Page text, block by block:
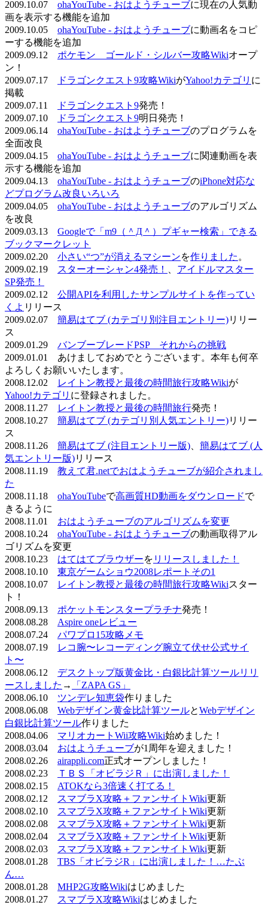
2009.10.07 ohaYouTube - おはようチューブに現在の人気動
画を表示する機能を追加
2009.10.05 ohaYouTube - おはようチューブに動画名をコピ
ーする機能を追加
2009.09.12 ポケモン ゴールド・シルバー攻略Wikiオープ
ン！
2009.07.17
ドラゴンクエスト9攻略WikiがYahoo!カテゴリ に
掲載
2009.07.11
ドラゴンクエスト9発売！
2009.07.10
ドラゴンクエスト9明日発売！
2009.06.14 ohaYouTube - おはようチューブのプログラムを
全面改良
2009.04.15 ohaYouTube - おはようチューブに関連動画を表
示する機能を追加
2009.04.13 ohaYouTube - おはようチューブのiPhone対応な
どプログラム改良いろいろ
2009.04.05 ohaYouTube - おはようチューブのアルゴリズム
を改良
2009.03.13 Googleで「m9（＾Д＾）プギャー検索」できる
ブックマークレット
2009.02.20 小さい“つ”が消えるマシーンを作りました 。
2009.02.19
スターオーシャン4発売！
アイドルマスター
SP発売！
2009.02.12 公開APIを利用したサンプルサイトを作ってい
くよ リリース
2009.02.07 簡易はてブ (カテゴリ別注目エントリー)リリー
ス
2009.01.29 バンブーブレードPSP それからの挑戦
2009.01.01 あけましておめでとうございます。本年も何卒
よろしくお願いいたします。
2008.12.02
レイトン教授と最後の時間旅行攻略Wikiが
Yahoo!カテゴリ に登録されました。
2008.11.27
レイトン教授と最後の時間旅行発売！
2008.10.27 簡易はてブ (カテゴリ別人気エントリー)リリー
ス
2008.11.26 簡易はてブ (注目エントリー版)
簡易はてブ (人
気エントリー版)リリース
2008.11.19 教えて君.netでおはようチューブが紹介されまし
た
2008.11.18 ohaYouTubeで高画質HD動画をダウンロードで
きるように
2008.11.01 おはようチューブのアルゴリズムを変更
2008.10.24 ohaYouTube - おはようチューブの動画取得アル
ゴリズムを変更
2008.10.23 はてはてブラウザーを リリースしました！
2008.10.10 東京ゲームショウ2008レポートその1
2008.10.07
レイトン教授と最後の時間旅行攻略Wikiスター
ト！
2008.09.13 ポケットモンスタープラチナ発売！
2008.08.28 Aspire oneレビュー
2008.07.24 パワプロ15攻略メモ
2008.07.19
レコ腕〜レコーディング腕立て伏せ公式サイ
ト〜
2008.06.12 デスクトップ版黄金比・白銀比計算ツールリリ
ースしました →
「ZAPA GS」
2008.06.10 ツンデレ知恵袋作りました
2008.06.08 Webデザイン黄金比計算ツールとWebデザイン
白銀比計算ツール作りました
2008.04.06 マリオカートWii攻略Wiki始めました！
2008.03.04 おはようチューブが1周年を迎えました！
2008.02.26 airappli.com正式オープンしました！
2008.02.23
ＴＢＳ「オビラジＲ」に出演しました！
2008.02.15 ATOKなら3倍速く打てる！
2008.02.12
スマブラX攻略＋ファンサイトWiki更新
2008.02.10
スマブラX攻略＋ファンサイトWiki更新
2008.02.08
スマブラX攻略＋ファンサイトWiki更新
2008.02.04
スマブラX攻略＋ファンサイトWiki更新
2008.02.03
スマブラX攻略＋ファンサイトWiki更新
2008.01.28 TBS「オビラジR」に出演しました！…たぶ
ん…
2008.01.28 MHP2G攻略Wikiはじめました
2008.01.27
スマブラX攻略Wikiはじめました